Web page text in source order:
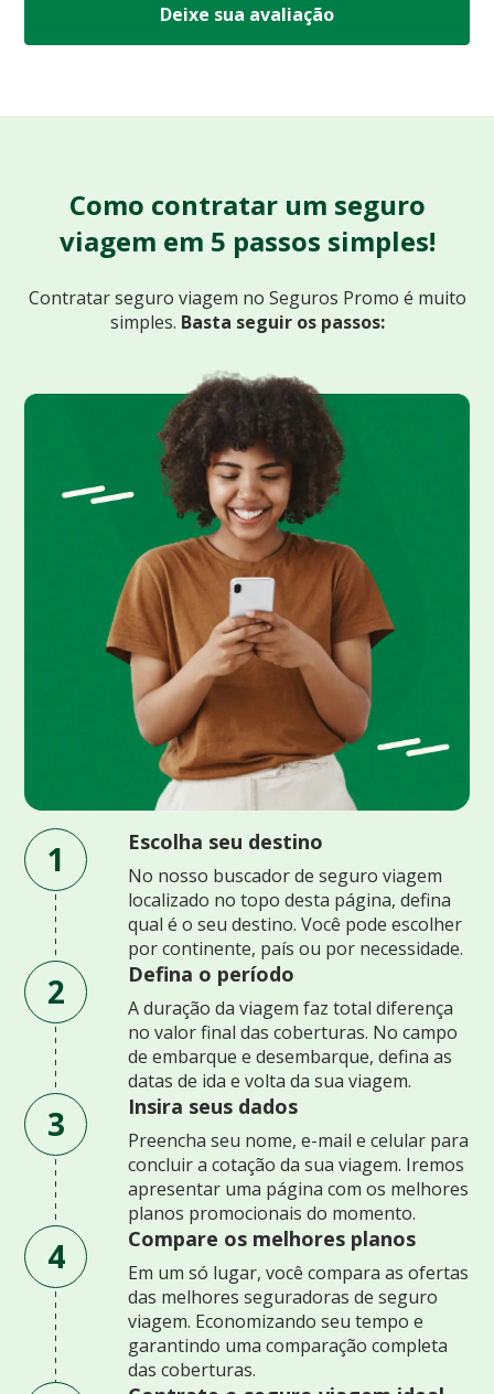
Deixe sua avaliação
Como contratar um seguro
viagem em 5 passos simples!
Contratar seguro viagem no Seguros Promo é muito
simples. Basta seguir os passos:
1 Escolha seu destino
No nosso buscador de seguro viagem
localizado no topo desta página, defina
qual é o seu destino. Você pode escolher
por continente, país ou por necessidade.
2 Defina o período
A duração da viagem faz total diferença
no valor final das coberturas. No campo
de embarque e desembarque, defina as
datas de ida e volta da sua viagem.
3 Insira seus dados
Preencha seu nome, e-mail e celular para
concluir a cotação da sua viagem. Iremos
apresentar uma página com os melhores
planos promocionais do momento.
4 Compare os melhores planos
Em um só lugar, você compara as ofertas
das melhores seguradoras de seguro
viagem. Economizando seu tempo e
garantindo uma comparação completa
das coberturas.